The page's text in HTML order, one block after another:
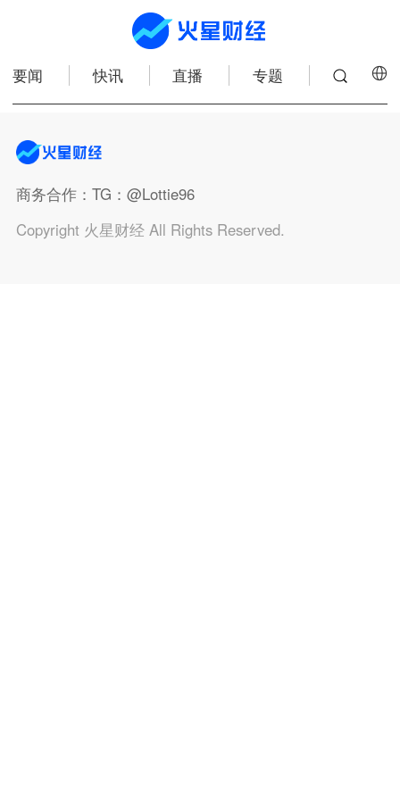
要闻 快讯 直播 专题
商务合作：TG：@Lottie96
Copyright 火星财经 All Rights Reserved.